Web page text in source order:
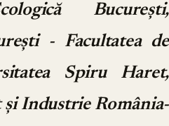
București,
- Facultatea de
Spiru Haret,
și Industrie România-